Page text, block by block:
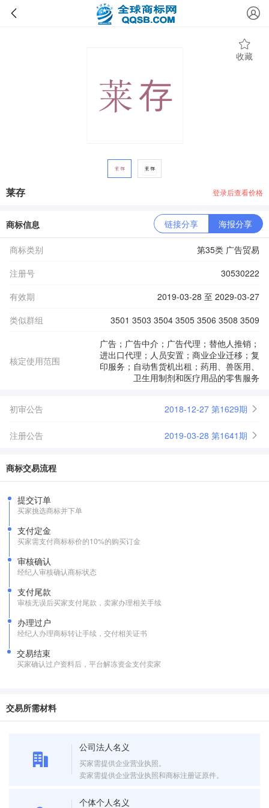
收藏
莱存 登录后查看价格
商标信息 链接分享 海报分享
商标类别
第35类 广告贸易
注册号
30530222
有效期
2019-03-28 至 2029-03-27
类似群组
3501 3503 3504 3505 3506 3508 3509
核定使用范围
广告；广告中介；广告代理；替他人推销；
进出口代理；人员安置；商业企业迁移；复
印服务；自动售货机出租；药用、兽医用、
卫生用制剂和医疗用品的零售服务
初审公告 2018-12-27 第1629期
注册公告 2019-03-28 第1641期
商标交易流程
提交订单
买家挑选商标并下单
支付定金
买家需支付商标标价的10%的购买订金
审核确认
经纪人审核确认商标状态
支付尾款
审核无误后买家支付尾款，卖家办理相关手续
办理过户
经纪人办理商标转让手续，交付相关证书
交易结束
买家确认过户资料后，平台解冻资金支付卖家
交易所需材料
公司法人名义
买家需提供企业营业执照。
卖家需提供企业营业执照和商标注册证原件。
个体个人名义